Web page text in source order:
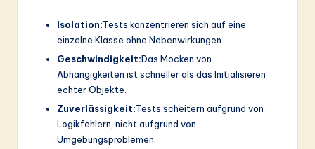
Isolation:Tests konzentrieren sich auf eine
einzelne Klasse ohne Nebenwirkungen.
Geschwindigkeit:Das Mocken von
Abhängigkeiten ist schneller als das Initialisieren
echter Objekte.
Zuverlässigkeit:Tests scheitern aufgrund von
Logikfehlern, nicht aufgrund von
Umgebungsproblemen.